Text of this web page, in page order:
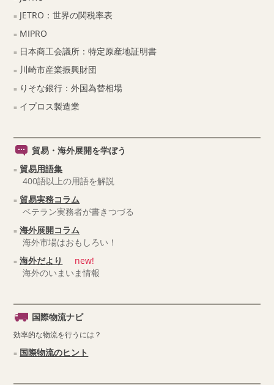
JETRO：世界の関税率表
MIPRO
日本商工会議所：特定原産地証明書
川崎市産業振興財団
りそな銀行：外国為替相場
イプロス製造業
貿易・海外展開を学ぼう
貿易用語集
400語以上の用語を解説
貿易実務コラム
ベテラン実務者が書きつづる
海外展開コラム
海外市場はおもしろい！
海外だより
new!
海外のいまいま情報
国際物流ナビ
効率的な物流を行うには？
国際物流のヒント